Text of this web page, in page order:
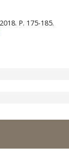
2018. P. 175-185.